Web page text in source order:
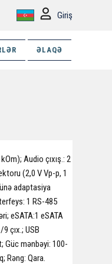
Giriş
ƏLAQƏ
Audio çıxış.: 2
(2,0 V Vp-p, 1
adaptasiya
1 RS-485
eSATA:1 eSATA
çıx.; USB
Güc mənbəyi: 100-
Rəng: Qara.